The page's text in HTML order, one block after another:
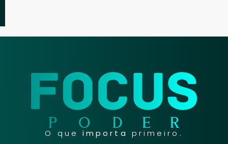
O que importa primeiro.